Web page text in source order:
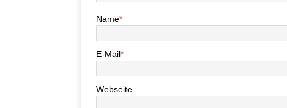
Name*
E-Mail*
Webseite